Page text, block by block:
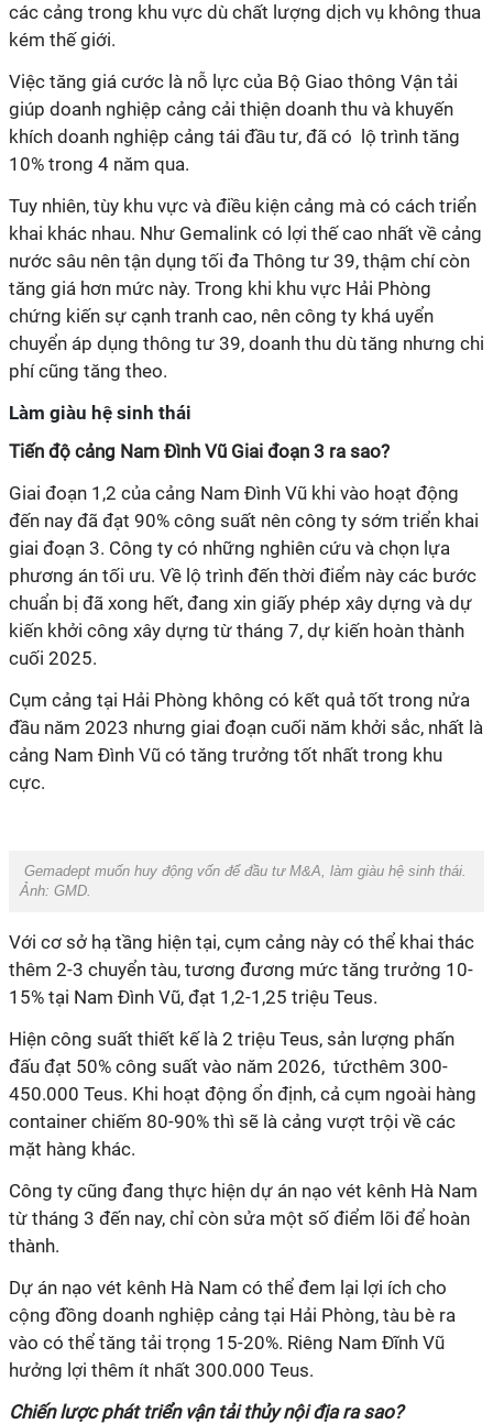
các cảng trong khu vực dù chất lượng dịch vụ không thua
kém thế giới.
Việc tăng giá cước là nỗ lực của Bộ Giao thông Vận tải
giúp doanh nghiệp cảng cải thiện doanh thu và khuyến
khích doanh nghiệp cảng tái đầu tư, đã có
lộ trình tăng
10% trong 4 năm qua.
Tuy nhiên, tùy khu vực và điều kiện cảng mà có cách triển
khai khác nhau. Như Gemalink có lợi thế cao nhất về cảng
nước sâu nên tận dụng tối đa Thông tư 39, thậm chí còn
tăng giá hơn mức này. Trong khi khu vực Hải Phòng
chứng kiến sự cạnh tranh cao, nên công ty khá uyển
chuyển áp dụng thông tư 39, doanh thu dù tăng nhưng chi
phí cũng tăng theo.
Làm giàu hệ sinh thái
Tiến độ cảng Nam Đình Vũ Giai đoạn 3 ra sao?
Giai đoạn 1,2 của cảng Nam Đình Vũ khi vào hoạt động
đến nay đã đạt 90% công suất nên công ty sớm triển khai
giai đoạn 3. Công ty có những nghiên cứu và chọn lựa
phương án tối ưu. Về lộ trình đến thời điểm này các bước
chuẩn bị đã xong hết, đang xin giấy phép xây dựng và dự
kiến khởi công xây dựng từ tháng 7, dự kiến hoàn thành
cuối 2025.
Cụm cảng tại Hải Phòng không có kết quả tốt trong nửa
đầu năm 2023 nhưng giai đoạn cuối năm khởi sắc, nhất là
cảng Nam Đình Vũ có tăng trưởng tốt nhất trong khu
cực.
Gemadept muốn huy động vốn để đầu tư M&A, làm giàu hệ sinh thái.
Ảnh: GMD.
Với cơ sở hạ tầng hiện tại, cụm cảng này có thể khai thác
thêm 2-3 chuyển tàu, tương đương mức tăng trưởng 10-
15% tại Nam Đình Vũ, đạt 1,2-1,25 triệu Teus.
Hiện công suất thiết kế là 2 triệu Teus, sản lượng phấn
đấu đạt 50% công suất vào năm 2026, tứcthêm 300-
450.000 Teus. Khi hoạt động ổn định, cả cụm ngoài hàng
container chiếm 80-90% thì sẽ là cảng vượt trội về các
mặt hàng khác.
Công ty cũng đang thực hiện dự án nạo vét kênh Hà Nam
từ tháng 3 đến nay, chỉ còn sửa một số điểm lõi để hoàn
thành.
Dự án nạo vét kênh Hà Nam có thể đem lại lợi ích cho
cộng đồng doanh nghiệp cảng tại Hải Phòng, tàu bè ra
vào có thể tăng tải trọng 15-20%. Riêng Nam Đĩnh Vũ
hưởng lợi thêm ít nhất 300.000 Teus.
Chiến lược phát triển vận tải thủy nội địa ra sao?